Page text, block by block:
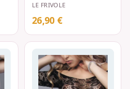
Netzoptik S-L S…
LE FRIVOLE
26,90 €